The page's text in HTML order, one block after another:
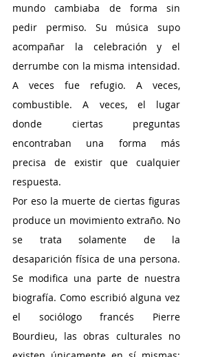
mundo cambiaba de forma sin
pedir permiso. Su música supo
acompañar la celebración y el
derrumbe con la misma intensidad.
A veces fue refugio. A veces,
combustible. A veces, el lugar
donde ciertas preguntas
encontraban una forma más
precisa de existir que cualquier
respuesta.
Por eso la muerte de ciertas figuras
produce un movimiento extraño. No
se trata solamente de la
desaparición física de una persona.
Se modifica una parte de nuestra
biografía. Como escribió alguna vez
el sociólogo francés Pierre
Bourdieu, las obras culturales no